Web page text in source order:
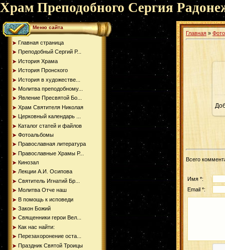
Храм Преподобного Сергия
Меню сайта
Главная страница
Преподобный Сергий Р...
История Храма
История Пронского
История в художестве...
Молитва преподобному...
Явление Пресвятой Бо...
Храм Святителя Николая
Церковный календарь ...
Каталог статей и файлов
Фотоальбомы
Православная литература
Православные Храмы Р...
Кинозал
Лекции А.И. Осипова
Святитель Игнатий Бр...
Молитва Отче наш
В помощь к исповеди
Закон Божий
Священники герои Вел...
Как нас найти:
Перезахоронение оста...
Праздник Святой Троицы
Главная »
Всего
Имя *:
Email *: